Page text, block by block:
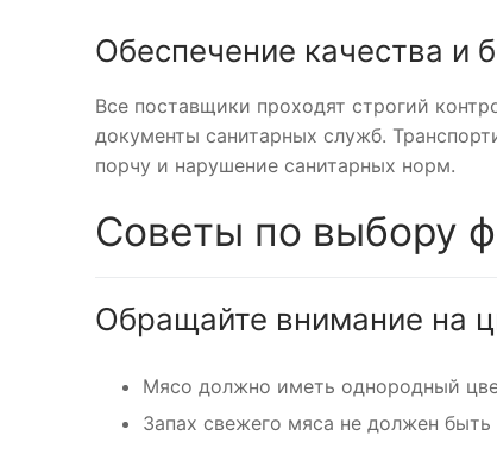
Обеспечение качества и
Все поставщики проходят строгий
документы санитарных служб.
порчу и нарушение санитарных норм.
Советы по выбору
Обращайте внимание на
Мясо должно иметь однородный
Запах свежего мяса не должен